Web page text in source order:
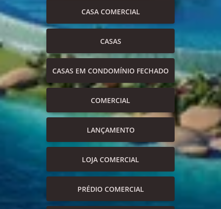
CASA COMERCIAL
CASAS
CASAS EM CONDOMÍNIO FECHADO
COMERCIAL
LANÇAMENTO
LOJA COMERCIAL
PRÉDIO COMERCIAL